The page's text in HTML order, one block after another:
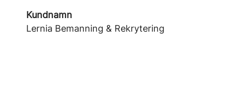
Kundnamn
Lernia Bemanning & Rekrytering